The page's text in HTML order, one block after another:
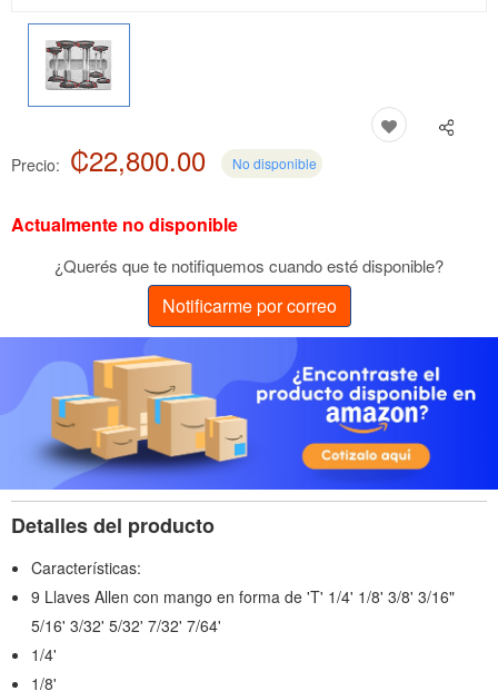
Precio: ₡22,800.00 No disponible
Actualmente no disponible
¿Querés que te notifiquemos cuando esté disponible?
Notificarme por correo
Detalles del producto
Características:
9 Llaves Allen con mango en forma de 'T' 1/4' 1/8' 3/8' 3/16"
5/16' 3/32' 5/32' 7/32' 7/64'
1/4'
1/8'